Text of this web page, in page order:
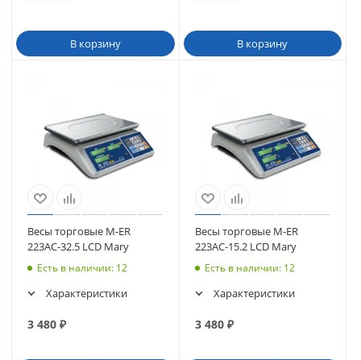
В корзину В корзину
Весы торговые M-ER
223AC-32.5 LCD Mary
Есть в наличии: 12
Характеристики
3 480 ₽
Весы торговые M-ER
223AC-15.2 LCD Mary
Есть в наличии: 12
Характеристики
3 480₽